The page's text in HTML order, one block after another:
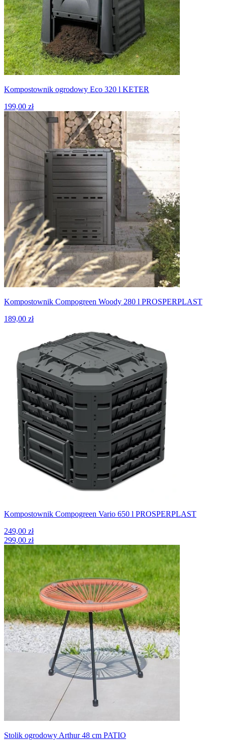
Kompostownik ogrodowy Eco 320 l KETER
199,00 zł
Kompostownik Compogreen Woody 280 l PROSPERPLAST
189,00 zł
Kompostownik Compogreen Vario 650 l PROSPERPLAST
249,00 zł
299,00 zł
Stolik ogrodowy Arthur 48 cm PATIO